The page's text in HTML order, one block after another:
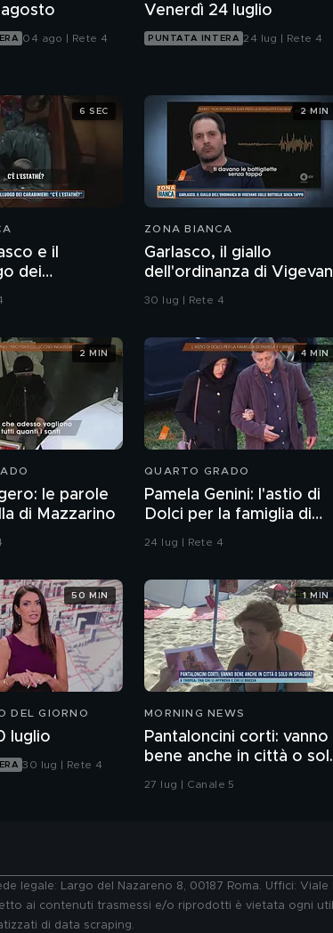
04 ago | Rete 4
Venerdì 24 luglio
PUNTATA INTERA 24 lug | Rete 4
e il
dei
6 SEC
ZONA BIANCA
Garlasco, il giallo
dell'ordinanza di
sulle bottiglie senza
30 lug | Rete 4
2 MIN
le parole
di Mazzarino
2 MIN
QUARTO GRADO
Pamela Genini: l'astio di
Dolci per la famiglia di
Pamela
24 lug | Rete 4
4 MIN
DEL GIORNO
luglio
30 lug | Rete 4
50 MIN
MORNING NEWS
Pantaloncini corti: vanno
bene anche in città o
in spiaggia?
27 lug | Canale 5
1 MIN
legale: Largo del Nazareno 8, 00187 Roma. Uffici:
ai contenuti trasmessi e/o riprodotti è vietata ogni
di data scraping.